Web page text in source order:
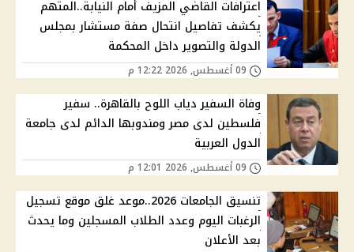
اعترافات القاضي المزيف أمام النيابة..المتهم
يكشف تفاصيل انتحال صفة مستشار بمجلس
الدولة والتصوير داخل المحكمة
وفاة السفير دياب اللوح بالقاهرة.. سفير
فلسطين لدى مصر ومندوبها الدائم لدى جامعة
الدول العربية
تنسيق الجامعات 2026..موعد غلق موقع تسجيل
الرغبات اليوم وعدد الطلاب المسجلين وما يحدث
بعد الأعلان